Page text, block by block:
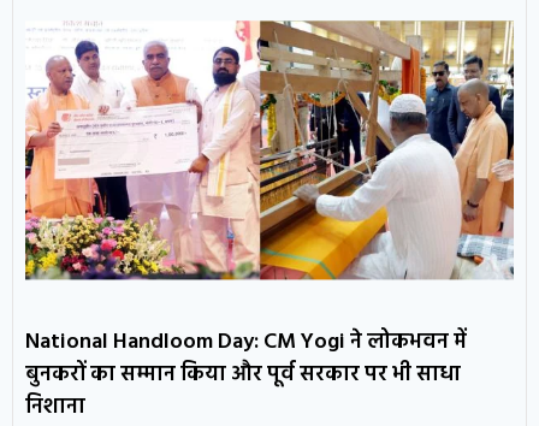
National Handloom Day: CM Yogi ने लोकभवन में
बुनकरों का सम्मान किया और पूर्व सरकार पर भी साधा
निशाना